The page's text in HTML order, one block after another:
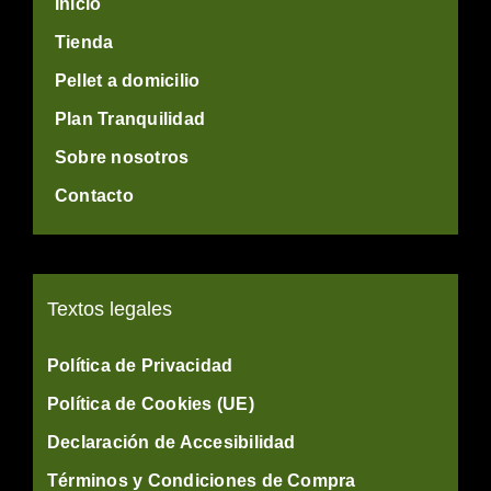
Inicio
Tienda
Pellet a domicilio
Plan Tranquilidad
Sobre nosotros
Contacto
Textos legales
Política de Privacidad
Política de Cookies (UE)
Declaración de Accesibilidad
Términos y Condiciones de Compra